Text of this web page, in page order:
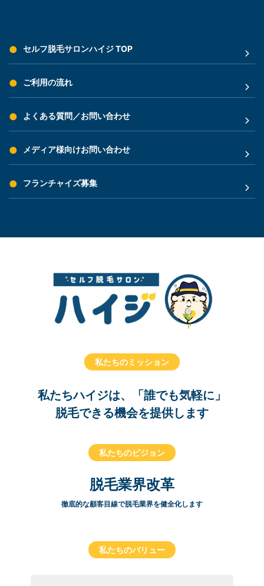
セルフ脱毛サロンハイジ TOP
ご利用の流れ
よくある質問／お問い合わせ
メディア様向けお問い合わせ
フランチャイズ募集
私たちのミッション
私たちハイジは、「誰でも気軽に」
脱毛できる機会を提供します
私たちのビジョン
脱毛業界改革
徹底的な顧客目線で脱毛業界を健全化します
私たちのバリュー